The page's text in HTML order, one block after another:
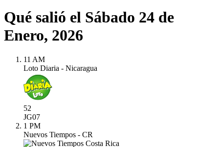
Qué salió el Sábado 24 de
Enero, 2026
11 AM
Loto Diaria - Nicaragua
52
JG07
1 PM
Nuevos Tiempos - CR